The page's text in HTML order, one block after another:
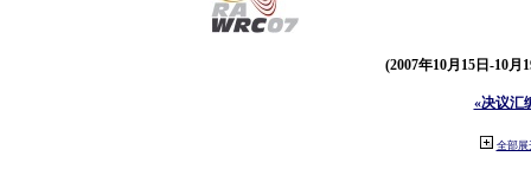
(2007年10月15日-10月
«决议汇
全部展